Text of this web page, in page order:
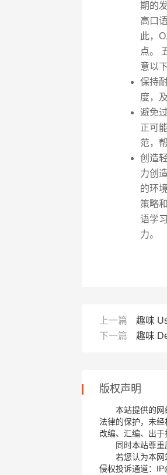
期的
高口
此，
点。
意以
保持
度，
避免
正可
范，
创造
力创
的环
策略
语学
力。
上一篇
趣味
下一篇
趣味
版权声明
本站提供的
法律的保护，未
改编、汇编、出于
同时本站尊
若您认为本网
侵权投诉通道：